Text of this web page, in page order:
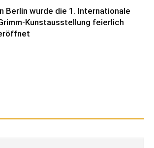
Berlin wurde die 1. Internationale
Kunstausstellung feierlich